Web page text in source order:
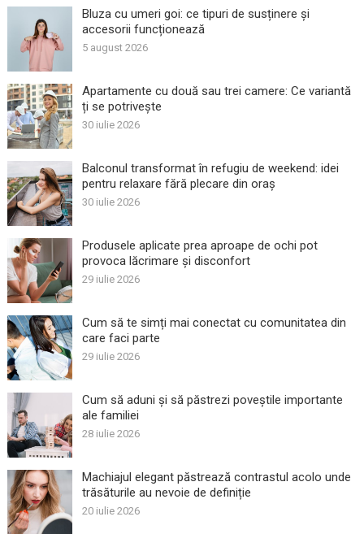
Bluza cu umeri goi: ce tipuri de susținere și
accesorii funcționează
5 august 2026
Apartamente cu două sau trei camere: Ce variantă
ți se potrivește
30 iulie 2026
Balconul transformat în refugiu de weekend: idei
pentru relaxare fără plecare din oraș
30 iulie 2026
Produsele aplicate prea aproape de ochi pot
provoca lăcrimare și disconfort
29 iulie 2026
Cum să te simți mai conectat cu comunitatea din
care faci parte
29 iulie 2026
Cum să aduni și să păstrezi poveștile importante
ale familiei
28 iulie 2026
Machiajul elegant păstrează contrastul acolo unde
trăsăturile au nevoie de definiție
20 iulie 2026